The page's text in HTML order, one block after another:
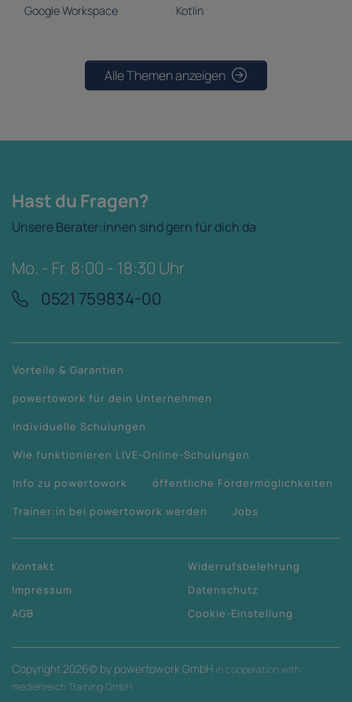
Google Workspace
Kotlin
Alle Themen anzeigen
Hast du Fragen?
Unsere Berater:innen sind gern für dich da
Mo. - Fr. 8:00 - 18:30 Uhr
0521 759834-00
Vorteile & Garantien
powertowork für dein Unternehmen
Individuelle Schulungen
Wie funktionieren LIVE-Online-Schulungen
Info zu powertowork
öffentliche Fördermöglichkeiten
Trainer:in bei powertowork werden
Jobs
Kontakt
Impressum
AGB
Widerrufsbelehrung
Datenschutz
Cookie-Einstellung
Copyright 2026© by powertowork GmbH in cooperation with
medienreich Training GmbH